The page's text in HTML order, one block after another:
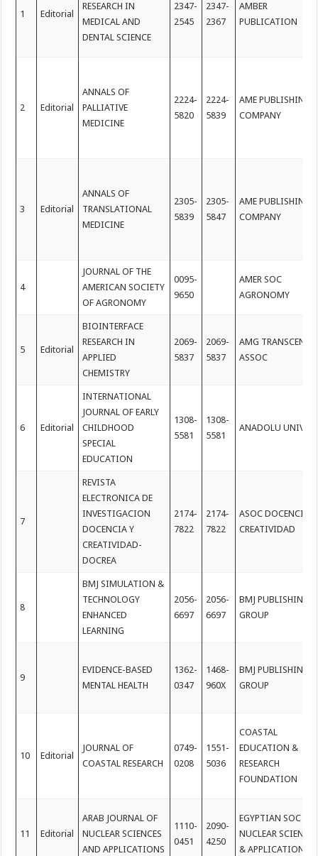
1 Editorial
RESEARCH IN
MEDICAL AND
DENTAL SCIENCE
2347-
2545
2347-
2367
AMBER
PUBLICATION
2 Editorial
ANNALS OF
PALLIATIVE
MEDICINE
2224-
5820
2224-
5839
AME PUBLISHING
COMPANY
3 Editorial
ANNALS OF
TRANSLATIONAL
MEDICINE
2305-
5839
2305-
5847
AME PUBLISHING
COMPANY
4
JOURNAL OF THE
AMERICAN SOCIETY
OF AGRONOMY
0095-
9650
AMER SOC
AGRONOMY
5 Editorial
BIOINTERFACE
RESEARCH IN
APPLIED
CHEMISTRY
2069-
5837
2069-
5837
AMG TRANSCEND
ASSOC
6 Editorial
INTERNATIONAL
JOURNAL OF EARLY
CHILDHOOD
SPECIAL
EDUCATION
1308-
5581
1308-
5581
ANADOLU UNIV
7
REVISTA
ELECTRONICA DE
INVESTIGACION
DOCENCIA Y
CREATIVIDAD-
DOCREA
2174-
7822
2174-
7822
ASOC DOCENCIA &
CREATIVIDAD
8
BMJ SIMULATION &
TECHNOLOGY
ENHANCED
LEARNING
2056-
6697
2056-
6697
BMJ PUBLISHING
GROUP
9
EVIDENCE-BASED
MENTAL HEALTH
1362-
0347
1468-
960X
BMJ PUBLISHING
GROUP
10 Editorial
JOURNAL OF
COASTAL RESEARCH
0749-
0208
1551-
5036
COASTAL
EDUCATION &
RESEARCH
FOUNDATION
11 Editorial
ARAB JOURNAL OF
NUCLEAR SCIENCES
AND APPLICATIONS
1110-
0451
2090-
4250
EGYPTIAN SOC
NUCLEAR
& APPLICATIONS